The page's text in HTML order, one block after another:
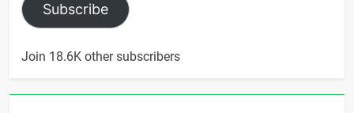
Subscribe
Join 18.6K other subscribers